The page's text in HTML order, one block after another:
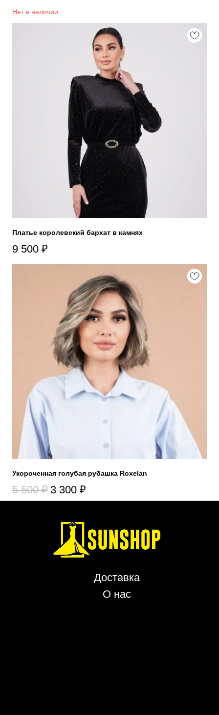
Нет в наличии
Платье королевский бархат в камнях
9 500 ₽
Укороченная голубая рубашка Roxelan
5 500₽ 3 300 ₽
Доставка
О нас